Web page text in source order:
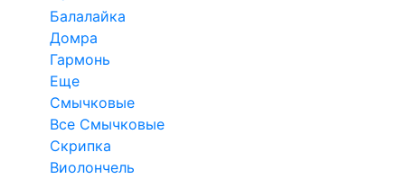
Балалайка
Домра
Гармонь
Еще
Смычковые
Все Смычковые
Скрипка
Виолончель